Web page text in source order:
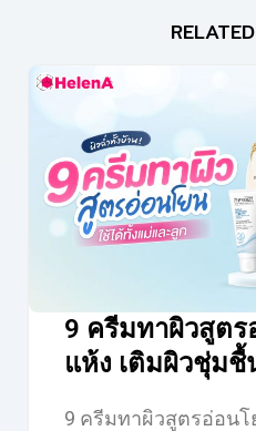
9 ครีมทาผิวสูตร
แห้ง เติมผิวชุ่ม
9 ครีมทาผิวสูตรอ่อนโ